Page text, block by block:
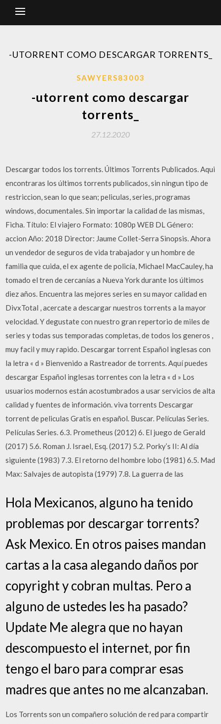
-UTORRENT COMO DESCARGAR TORRENTS_
SAWYERS83003
-utorrent como descargar
torrents_
27.12.2020
Descargar todos los torrents. Últimos Torrents Publicados. Aqui
encontraras los últimos torrents publicados, sin ningun tipo de
restriccion, sean lo que sean; peliculas, series, programas
windows, documentales. Sin importar la calidad de las mismas,
Ficha. Título: El viajero Formato: 1080p WEB DL Género:
accion Año: 2018 Director: Jaume Collet-Serra Sinopsis. Ahora
un vendedor de seguros de vida trabajador y un hombre de
familia que cuida, el ex agente de policía, Michael MacCauley, ha
tomado el tren de cercanías a Nueva York durante los últimos
diez años. Encuentra las mejores series en su mayor calidad en
DivxTotal , acercate a descargar nuestros torrents a la mayor
velocidad. Y degustate con nuestro gran repertorio de miles de
series y todas sus temporadas completas, de todos los generos ,
muy facil y muy rapido. Descargar torrent Español inglesas con
la letra « d » Bienvenido a Rastreador de torrents. Aquí puedes
descargar Español inglesas torrentes con la letra « d » Los
usuarios modernos están acostumbrados a usar servicios de alta
calidad y fuentes de información. viva torrents Descargar
torrent de peliculas Gratis en español. Buscar. Películas Series.
Películas Series. 6.3. Prometheus (2012) 6. El juego de Gerald
(2017) 5.6. Roman J. Israel, Esq. (2017) 5.2. Porky’s II: Al día
siguiente (1983) 7.3. El retorno del hombre lobo (1981) 6.5. Mad
Max: Salvajes de autopista (1979) 7.8. La guerra de las
Hola Mexicanos, alguno ha tenido
problemas por descargar torrents?
Ask Mexico. En otros paises mandan
cartas a la casa alegando daños por
copyright y cobran multas. Pero a
alguno de ustedes les ha pasado?
Update Me alegra que no hayan
descompuesto el internet, por fin
tengo el baro para comprar esas
madres que antes no me alcanzaban.
Los Torrents son un compañero solución de red para compartir